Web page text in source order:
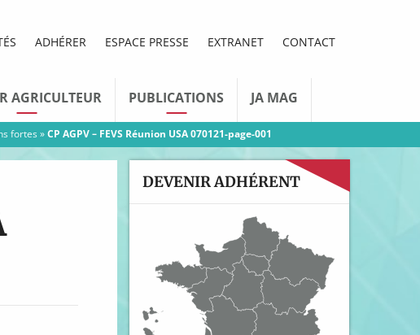
ADHÉRER ESPACE PRESSE EXTRANET CONTACT
AGRICULTEUR PUBLICATIONS JA MAG
fortes»CP AGPV – FEVS Réunion USA 070121-page-001
DEVENIR ADHÉRENT